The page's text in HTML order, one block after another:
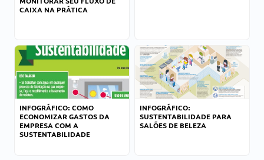
CAIXA NA PRÁTICA
INFOGRÁFICO: COMO
ECONOMIZAR GASTOS DA
EMPRESA COM A
SUSTENTABILIDADE
INFOGRÁFICO:
SUSTENTABILIDADE PARA
SALÕES DE BELEZA